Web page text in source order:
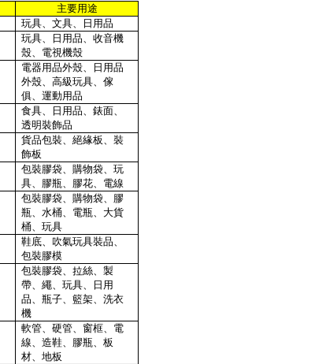
主要用途
玩具、文具、日用品
玩具、日用品、收音機
殼、電視機殼
電器用品外殼、日用品
外殼、高級玩具、傢
俱、運動用品
食具、日用品、錶面、
透明裝飾品
貨品包裝、絕緣板、裝
飾板
包裝膠袋、購物袋、玩
具、膠瓶、膠花、電線
包裝膠袋、購物袋、膠
瓶、水桶、電瓶、大貨
桶、玩具
鞋底、吹氣玩具裝品、
包裝膠模
包裝膠袋、拉絲、製
帶、繩、玩具、日用
品、瓶子、籃架、洗衣
機
軟管、硬管、窗框、電
線、造鞋、膠瓶、板
材、地板